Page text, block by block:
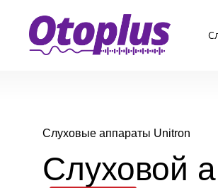
Слуховые аппараты Unitron
Слуховой